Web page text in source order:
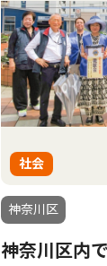
社会
神奈川区
神奈川区内